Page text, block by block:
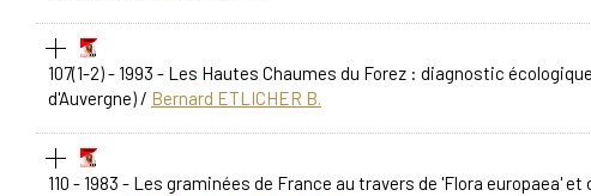
107(1-2) - 1993 - Les Hautes Chaumes du Forez : diagnostic
d'Auvergne)/ Bernard ETLICHER B.
110 - 1983 - Les graminées de France au travers de 'Flora europaea' et